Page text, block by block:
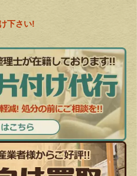
下さい!